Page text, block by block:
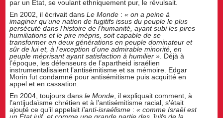
par un État, se voulant ethniquement pur, le révulsait.
En 2002, il écrivait dansLe Monde :« on a peine à
imaginer qu’une nation de fugitifs issus du peuple le plus
persécuté dans l’histoire de l’humanité, ayant subi les pires
humiliations et le pire mépris, soit capable de se
transformer en deux générations en peuple dominateur et
sûr de lui et, à l’exception d’une admirable minorité, en
peuple méprisant ayant satisfaction à humilier ». Déjà à
l’époque, les défenseurs de l’apartheid israélien
instrumentalisaient l’antisémitisme et sa mémoire. Edgar
Morin fut condamné pour antisémitisme puis acquitté en
appel et en cassation.
En 2004, toujours dansle Monde , il expliquait comment, à
l’antijudaïsme chrétien et à l’antisémitisme racial, s’était
ajouté ce qu’il appelaitl’anti-israélisme :« comme Israël est